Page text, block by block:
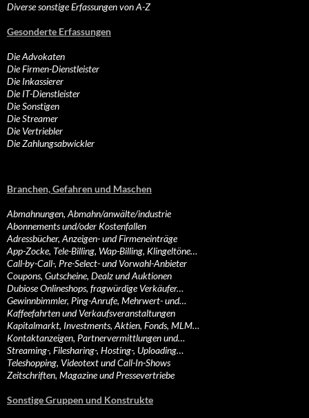
Diverse sonstige Erfassungen von A-Z
Gesonderte Erfassungen
Die Advokaten
Die Firmen-Dienstleister
Die Inkassierer
Die IT-Dienstleister
Die Sonstigen
Die Streamer
Die Vertriebler
Die Zahlungsabwickler
Branchen, Gefahren und Maschen
Abmahnungen, Abmahn/anwälte/industrie
Abonnements und/oder Kostenfallen
Adressbücher, Anzeigen- und Firmeneinträge
App-Zocke, Tele-Billing, Wap-Billing, Klingeltöne…
Call-by-Call-, Pre-Select- und Vorwahl-Anbieter
Coupons, Gutscheine, Dealz und Auktionen
Dubiose Onlineshops, fragwürdige Verkäufer…
Gewinnbimmler, Ping-Anrufe, Mehrwert- und…
Kaffeefahrten und Verkaufsveranstaltungen
Kapitalmarkt, Investments, Aktien, Fonds, MLM…
Kontaktanzeigen, Partnervermittlungen und…
Streaming-, Filesharing-, Hosting-, Uploading…
Teleshopping, Videotext und Call-In-Shows
Zeitschriften, Magazine und Pressevertriebe
Sonstige Gruppen und Konstrukte